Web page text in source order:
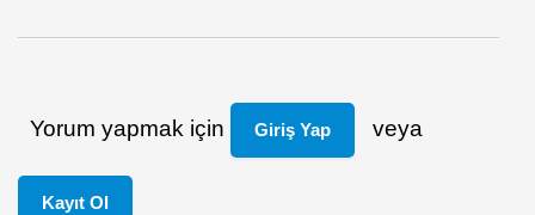
Yorum yapmak için Giriş Yap veya
Kayıt Ol